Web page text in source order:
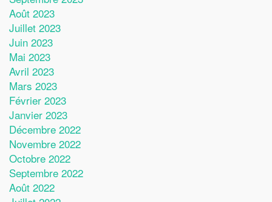
Août 2023
Juillet 2023
Juin 2023
Mai 2023
Avril 2023
Mars 2023
Février 2023
Janvier 2023
Décembre 2022
Novembre 2022
Octobre 2022
Septembre 2022
Août 2022